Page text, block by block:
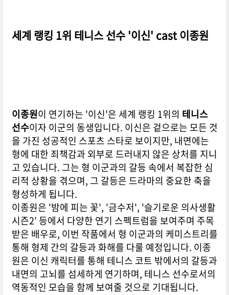
세계 랭킹 1위 테니스 선수 '이신' cast 이종원
이종원이 연기하는 '이신'은 세계 랭킹 1위의 테니스
선수이자 이군의 동생입니다. 이신은 겉으로는 모든 것
을 가진 성공적인 스포츠 스타로 보이지만, 내면에는
형에 대한 죄책감과 외부로 드러내지 않은 상처를 지니
고 있습니다. 그는 형 이군과의 갈등 속에서 복잡한 심
리적 상황을 겪으며, 그 갈등은 드라마의 중요한 축을
형성하게 됩니다.
이종원은 '밤에 피는 꽃', '금수저', '슬기로운 의사생활
시즌2' 등에서 다양한 연기 스펙트럼을 보여주며 주목
받은 배우로, 이번 작품에서 형 이군과의 케미스트리를
통해 형제 간의 갈등과 화해를 다룰 예정입니다. 이종
원은 이신 캐릭터를 통해 테니스 코트 밖에서의 갈등과
내면의 고뇌를 섬세하게 연기하며, 테니스 선수로서의
역동적인 모습을 함께 보여줄 것으로 기대됩니다.